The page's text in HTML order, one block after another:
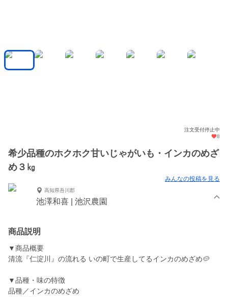
注文受付停止中
8
希少品種のホクホク甘いじゃがいも・インカのめざ
め３㎏
みんなの投稿を見る
高知県吾川郡
池澤和喜 | 池沢農園
商品説明
▼商品概要
清流『仁淀川』の流れる いの町で生産してるインカのめざめ🥔
▼品種・味の特徴
品種／インカのめざめ